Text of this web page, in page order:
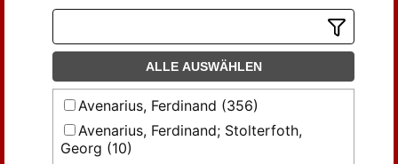
ALLE AUSWÄHLEN
Avenarius, Ferdinand (356)
Avenarius, Ferdinand; Stolterfoth,
Georg (10)